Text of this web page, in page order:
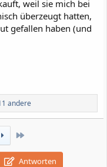
weil sie mich bei
überzeugt hatten,
gefallen haben (und
andere
Letzte
Antworten